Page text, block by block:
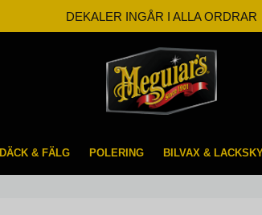
BESTÄLL INNAN KL 12 SÅ SKICKAR VI
FRI FRAKT FRÅN 599kr
DÄCK & FÄLG POLERING BILVAX &